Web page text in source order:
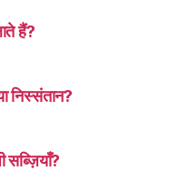
हैं?
निस्संतान?
सब्ज़ियाँ?